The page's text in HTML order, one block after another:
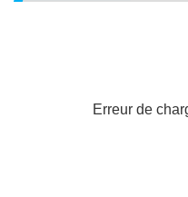
Erreur de